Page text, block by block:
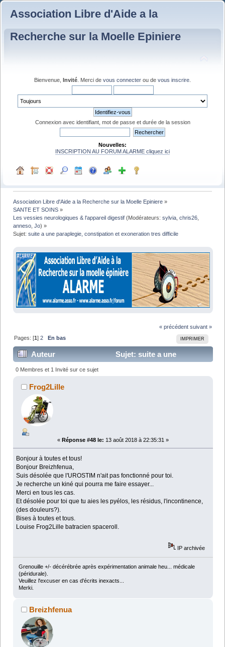
Association Libre d'Aide a la
Recherche sur la Moelle Epiniere
Bienvenue, Invité . Merci de vous connecter ou de vous inscrire
Connexion avec identifiant, mot de passe et durée de la session
Nouvelles:
INSCRIPTION AU FORUM ALARME cliquez ici
Association Libre d'Aide a la Recherche sur la Moelle Epiniere »
SANTE ET SOINS »
Les vessies neurologiques & l'appareil digestif (Modérateurs:sylvia ,chris26
anneso ,Jo) »
Sujet:suite a une paraplegie, constipation et exoneration tres difficile
« précédent suivant »
IMPRIMER
Pages: [1]2 En bas
Auteur
Sujet: suite a une
paraplegie, constipation et exoneration tres difficile
(Lu 56963 fois)
0 Membres et 1 Invité sur ce sujet
Frog2Lille
« Réponse #48 le: 13 août 2018 à 22:35:31 »
Bonjour à toutes et tous!
Bonjour Breizhfenua,
Suis désolée que l'UROSTIM n'ait pas fonctionné pour toi.
Je recherche un kiné qui pourra me faire essayer...
Merci en tous les cas.
Et désolée pour toi que tu aies les pyélos, les résidus, l'incontinence,
(des douleurs?).
Bises à toutes et tous.
Louise Frog2Lille batracien spaceroll.
IP archivée
Grenouille +/- décérébrée après expérimentation animale heu... médicale
(péridurale).
Veuillez l'excuser en cas d'écrits inexacts...
Merki.
Breizhfenua